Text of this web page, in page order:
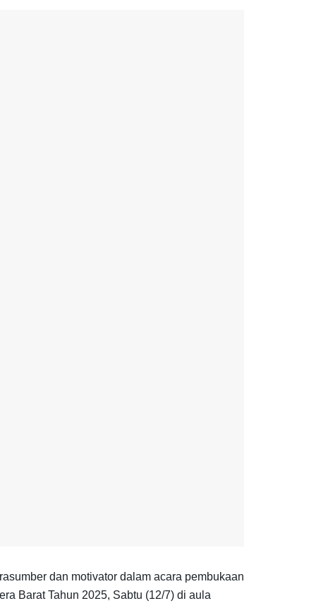
dan motivator dalam acara pembukaan
Barat Tahun 2025, Sabtu (12/7) di aula